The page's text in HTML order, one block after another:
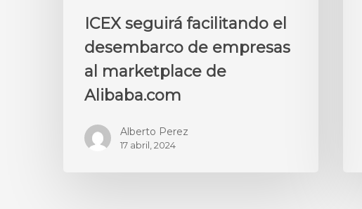
ICEX seguirá facilitando el
desembarco de empresas
al marketplace de
Alibaba.com
Alberto Perez
17 abril, 2024